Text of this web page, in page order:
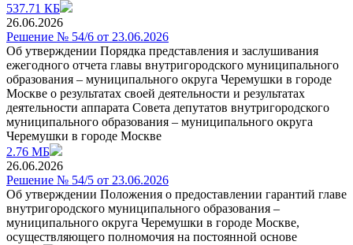
537.71 КБ
26.06.2026
Решение № 54/6 от 23.06.2026
Об утверждении Порядка представления и заслушивания
ежегодного отчета главы внутригородского муниципального
образования – муниципального округа Черемушки в городе
Москве о результатах своей деятельности и результатах
деятельности аппарата Совета депутатов внутригородского
муниципального образования – муниципального округа
Черемушки в городе Москве
2.76 МБ
26.06.2026
Решение № 54/5 от 23.06.2026
Об утверждении Положения о предоставлении гарантий главе
внутригородского муниципального образования –
муниципального округа Черемушки в городе Москве,
осуществляющего полномочия на постоянной основе